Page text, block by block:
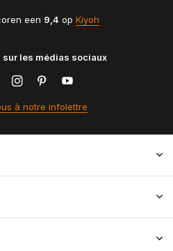
een 9,4 op Kiyoh
les médias sociaux
à notre infolettre